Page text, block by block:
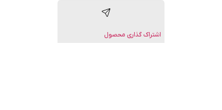
اشتراک گذاری محصول